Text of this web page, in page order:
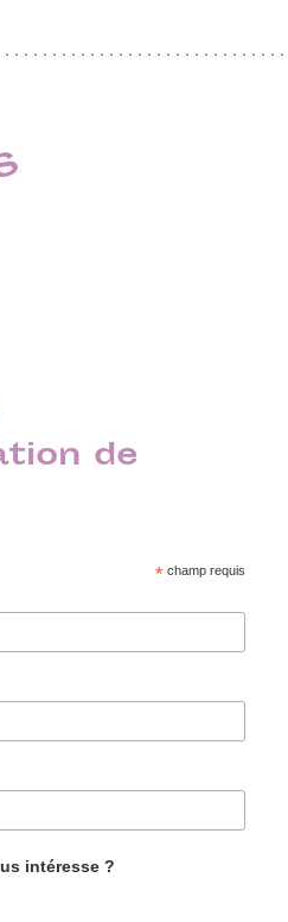
de
* champ requis
intéresse ?